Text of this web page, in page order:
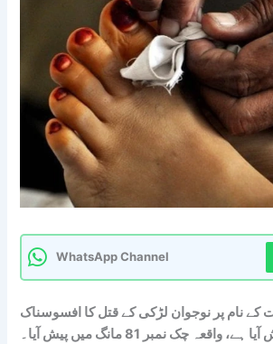
WhatsApp Channel
کے نام پر نوجوان لڑکی کے قتل کا افسوسناک
واقعہ چک نمبر 81 مانگ میں پیش آیا۔